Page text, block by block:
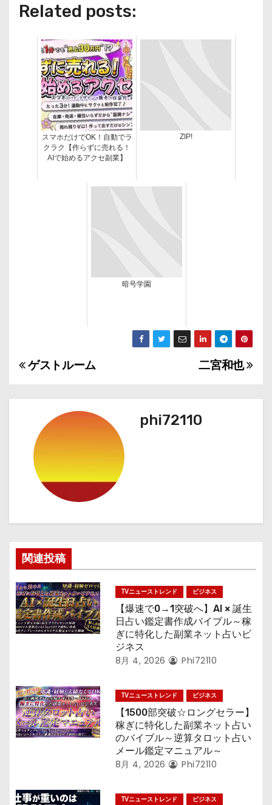
Related posts:
スマホだけでOK！自動でラ
クラク【作らずに売れる！
AIで始めるアクセ副業】
ZIP!
暗号学園
投
稿
ビ
ゲ
シ
ョ
ン
二宮和也
ゲストルーム
phi72110
関連投稿
TVニューストレンド ビジネス
【爆速で0→1突破へ】AI × 誕生
日占い鑑定書作成バイブル～稼
ぎに特化した副業ネット占いビ
ジネス
8月 4, 2026 Phi72110
TVニューストレンド ビジネス
【1500部突破☆ロングセラー】
稼ぎに特化した副業ネット占い
のバイブル～逆算タロット占い
メール鑑定マニュアル～
8月 4, 2026 Phi72110
TVニューストレンド ビジネス